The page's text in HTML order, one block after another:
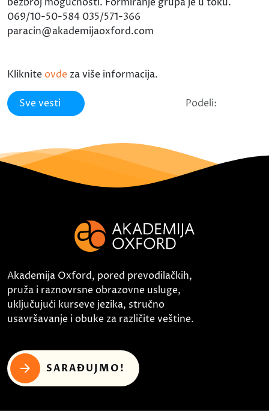
069/10-50-584 035/571-366
paracin@akademijaoxford.com
Kliknite ovde za više informacija.
Sve vesti Podeli:
Akademija Oxford, pored prevodilačkih,
pruža i raznovrsne obrazovne usluge,
uključujući kurseve jezika, stručno
usavršavanje i obuke za različite veštine.
SARAĐUJMO!